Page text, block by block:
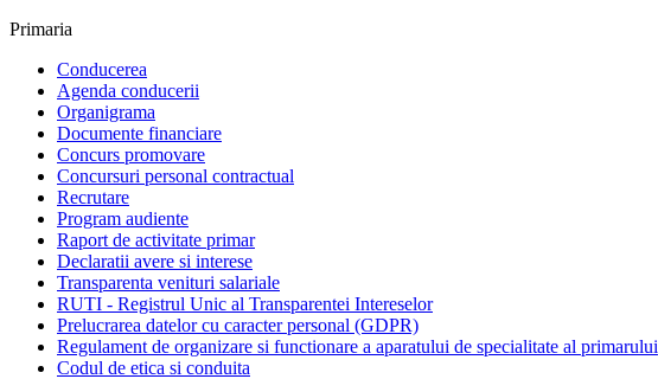
Primaria
Conducerea
Agenda conducerii
Organigrama
Documente financiare
Concurs promovare
Concursuri personal contractual
Recrutare
Program audiente
Raport de activitate primar
Declaratii avere si interese
Transparenta venituri salariale
RUTI - Registrul Unic al Transparentei Intereselor
Prelucrarea datelor cu caracter personal (GDPR)
Regulament de organizare si functionare a aparatului de specialitate al primarului
Codul de etica si conduita